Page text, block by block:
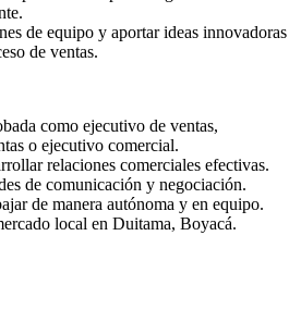
de equipo y aportar ideas innovadoras
de ventas.
como ejecutivo de ventas,
o ejecutivo comercial.
relaciones comerciales efectivas.
de comunicación y negociación.
de manera autónoma y en equipo.
local en Duitama, Boyacá.